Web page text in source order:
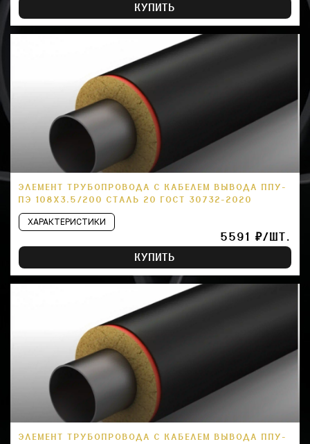
КУПИТЬ
ЭЛЕМЕНТ ТРУБОПРОВОДА С КАБЕЛЕМ ВЫВОДА ППУ-
ПЭ 108Х3.5/200 СТАЛЬ 20 ГОСТ 30732-2020
ХАРАКТЕРИСТИКИ
5591 ₽/ШТ.
КУПИТЬ
ЭЛЕМЕНТ ТРУБОПРОВОДА С КАБЕЛЕМ ВЫВОДА ППУ-